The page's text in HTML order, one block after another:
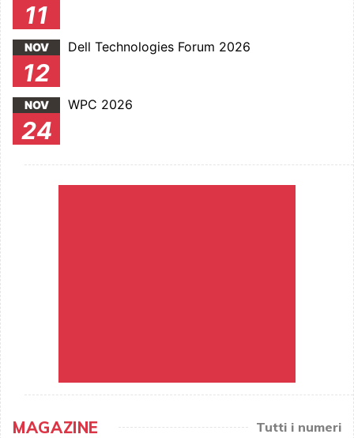
11
NOV
12
Dell Technologies Forum 2026
NOV
24
WPC 2026
MAGAZINE Tutti i numeri